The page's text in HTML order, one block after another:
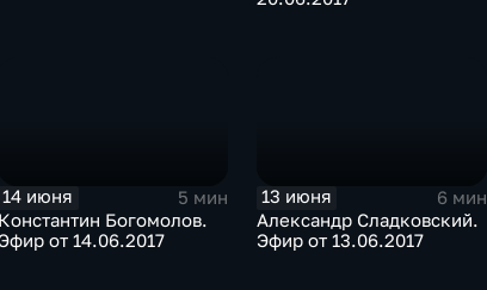
14 июня
5 мин
Константин Богомолов.
Эфир от 14.06.2017
13 июня
6 мин
Александр Сладковский.
Эфир от 13.06.2017